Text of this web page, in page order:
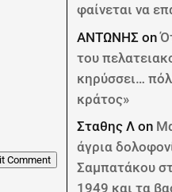
Comment
φαίνεται να
ΑΝΤΩΝΗΣ on
του
κηρύσσει…
κράτος»
Σταθης Λ on
άγρια
Σαμπατάκου
1949 και τα